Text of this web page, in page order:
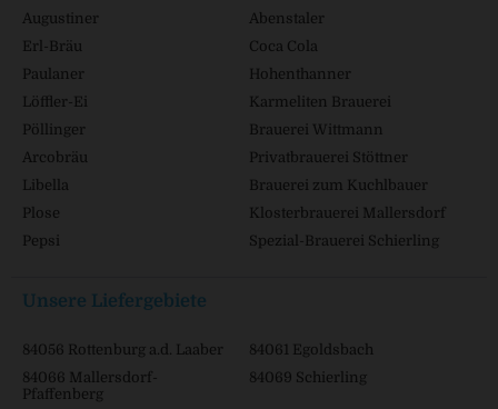
Augustiner
Abenstaler
Erl-Bräu
Coca Cola
Paulaner
Hohenthanner
Löffler-Ei
Karmeliten Brauerei
Pöllinger
Brauerei Wittmann
Arcobräu
Privatbrauerei Stöttner
Libella
Brauerei zum Kuchlbauer
Plose
Klosterbrauerei Mallersdorf
Pepsi
Spezial-Brauerei Schierling
Unsere Liefergebiete
84056 Rottenburg a.d. Laaber
84061 Egoldsbach
84066 Mallersdorf-
Pfaffenberg
84069 Schierling